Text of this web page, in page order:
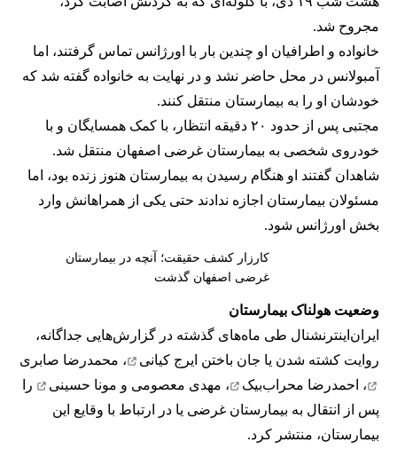
مجروح شد.
خانواده و اطرافیان او چندین بار با اورژانس تماس گرفتند، اما
آمبولانس در محل حاضر نشد و در نهایت به خانواده گفته شد که
خودشان او را به بیمارستان منتقل کنند.
مجتبی پس از حدود ۲۰ دقیقه انتظار، با کمک همسایگان و با
خودروی شخصی به بیمارستان غرضی اصفهان منتقل شد.
شاهدان گفتند او هنگام رسیدن به بیمارستان هنوز زنده بود، اما
مسئولان بیمارستان اجازه ندادند حتی یکی از همراهانش وارد
بخش اورژانس شود.
کارزار کشف حقیقت؛ آنچه در بیمارستان
غرضی اصفهان گذشت
وضعیت هولناک بیمارستان
ایران‌اینترنشنال طی ماه‌های گذشته در گزارش‌هایی جداگانه،
روایت کشته شدن یا جان باختن ایرج کیانی ، محمدرضا صابری
، احمدرضا محراب‌بیک ، مهدی معصومی و مونا حسینی
را
پس از انتقال به بیمارستان غرضی یا در ارتباط با وقایع این
بیمارستان، منتشر کرد.